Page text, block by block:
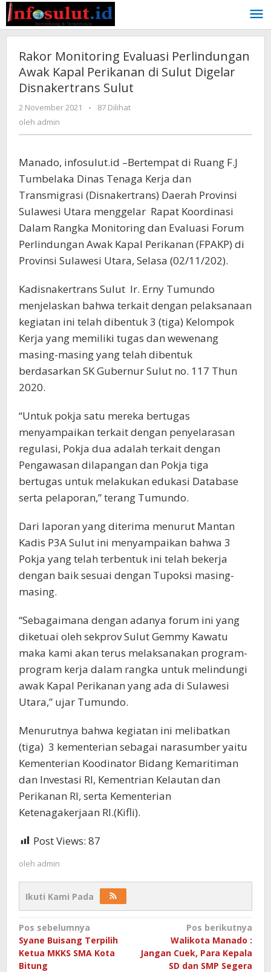
Lewati
ke
konten
Rakor Monitoring Evaluasi Perlindungan
Awak Kapal Perikanan di Sulut Digelar
Disnakertrans Sulut
2 November 2021
oleh
-
87 Dilihat
oleh admin
Manado, infosulut.id –Bertempat di Ruang F.J
Tumbelaka Dinas Tenaga Kerja dan
Transmigrasi (Disnakertrans) Daerah Provinsi
Sulawesi Utara menggelar Rapat Koordinasi
Dalam Rangka Monitoring dan Evaluasi Forum
Perlindungan Awak Kapal Perikanan (FPAKP) di
Provinsi Sulawesi Utara, Selasa (02/11/202).
Kadisnakertrans Sulut Ir. Erny Tumundo
menjelaskan bahwa terkait dengan pelaksanaan
kegiatan ini telah dibentuk 3 (tiga) Kelompok
Kerja yang memiliki tugas dan wewenang
masing-masing yang telah dibentuk
berdasarkan SK Gubernur Sulut no. 117 Thun
2020.
“Untuk pokja satu mereka bertugas
menyampaikan terkait dengan penyelarasan
regulasi, Pokja dua adalah terkait dengan
Pengawasan dilapangan dan Pokja tiga
bertugas untuk melakukan edukasi Database
serta pelaporan,” terang Tumundo.
Dari laporan yang diterima menurut Mantan
Kadis P3A Sulut ini menyampaikan bahwa 3
Pokja yang telah terbentuk ini telah bekerja
dengan baik sesuai dengan Tupoksi masing-
masing.
“Sebagaimana dengan adanya forum ini yang
diketuai oleh sekprov Sulut Gemmy Kawatu
maka kami akan terus melaksanakan program-
program kerja dalam rangka untuk melindungi
awak Kapal Perikanan yang ada di Sulawesi
Utara,” ujar Tumundo.
Menurutnya bahwa kegiatan ini melibatkan
(tiga) 3 kementerian sebagai narasumber yaitu
Kementerian Koodinator Bidang Kemaritiman
dan Investasi RI, Kementrian Kelautan dan
Perikanan RI, serta Kementerian
Ketenagakerjaan RI.(Kifli).
Post Views: 87
oleh admin
Ikuti Kami Pada
Navigasi
pos
Pos sebelumnya
Syane Buisang Terpilih
Ketua MKKS SMA Kota
Bitung
Pos berikutnya
Walikota Manado :
Jangan Cuek, Para Kepala
SD dan SMP Segera